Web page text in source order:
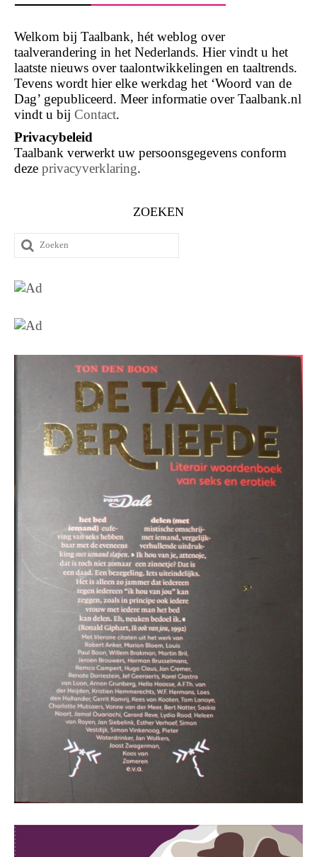
Welkom bij Taalbank, hét weblog over
taalverandering in het Nederlands. Hier vindt u het
laatste nieuws over taalontwikkelingen en taaltrends.
Tevens wordt hier elke werkdag het ‘Woord van de
Dag’ gepubliceerd. Meer informatie over Taalbank.nl
vindt u bij Contact.
Privacybeleid
Taalbank verwerkt uw persoonsgegevens conform
deze privacyverklaring.
ZOEKEN
Zoeken
naar: